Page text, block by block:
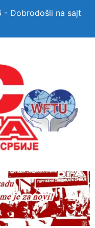
- Dobrodošli na sajt